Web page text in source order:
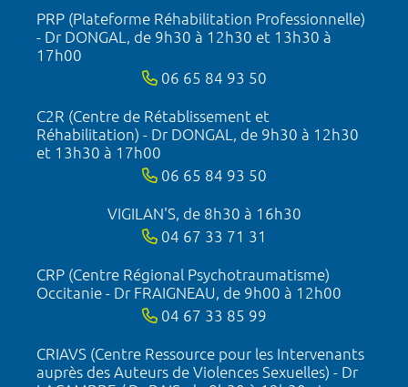
PRP (Plateforme Réhabilitation Professionnelle)
- Dr DONGAL, de 9h30 à 12h30 et 13h30 à
17h00
06 65 84 93 50
C2R (Centre de Rétablissement et
Réhabilitation) - Dr DONGAL, de 9h30 à 12h30
et 13h30 à 17h00
06 65 84 93 50
VIGILAN'S, de 8h30 à 16h30
04 67 33 71 31
CRP (Centre Régional Psychotraumatisme)
Occitanie - Dr FRAIGNEAU, de 9h00 à 12h00
04 67 33 85 99
CRIAVS (Centre Ressource pour les Intervenants
auprès des Auteurs de Violences Sexuelles) - Dr